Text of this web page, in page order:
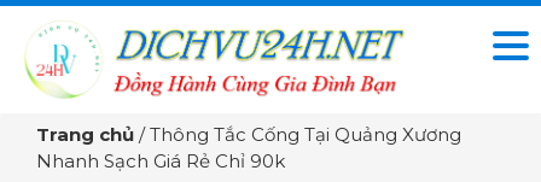
Trang chủ /Thông Tắc Cống Tại Quảng Xương
Nhanh Sạch Giá Rẻ Chỉ 90k